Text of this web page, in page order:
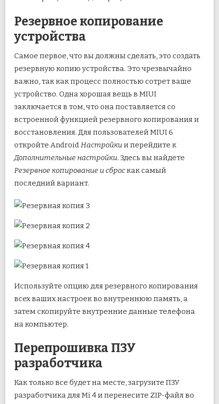
Резервное копирование
устройства
Самое первое, что вы должны сделать, это создать
резервную копию устройства. Это чрезвычайно
важно, так как процесс полностью сотрет ваше
устройство. Одна хорошая вещь в MIUI
заключается в том, что она поставляется со
встроенной функцией резервного копирования и
восстановления. Для пользователей MIUI 6
откройте AndroidНастройки и перейдите к
Дополнительные настройки. Здесь вы найдете
Резервное копирование и сброскак самый
последний вариант.
Используйте опцию для резервного копирования
всех ваших настроек во внутреннюю память, а
затем скопируйте внутренние данные телефона
на компьютер.
Перепрошивка ПЗУ
разработчика
Как только все будет на месте, загрузите ПЗУ
разработчика для Mi 4 и перенесите ZIP-файл во